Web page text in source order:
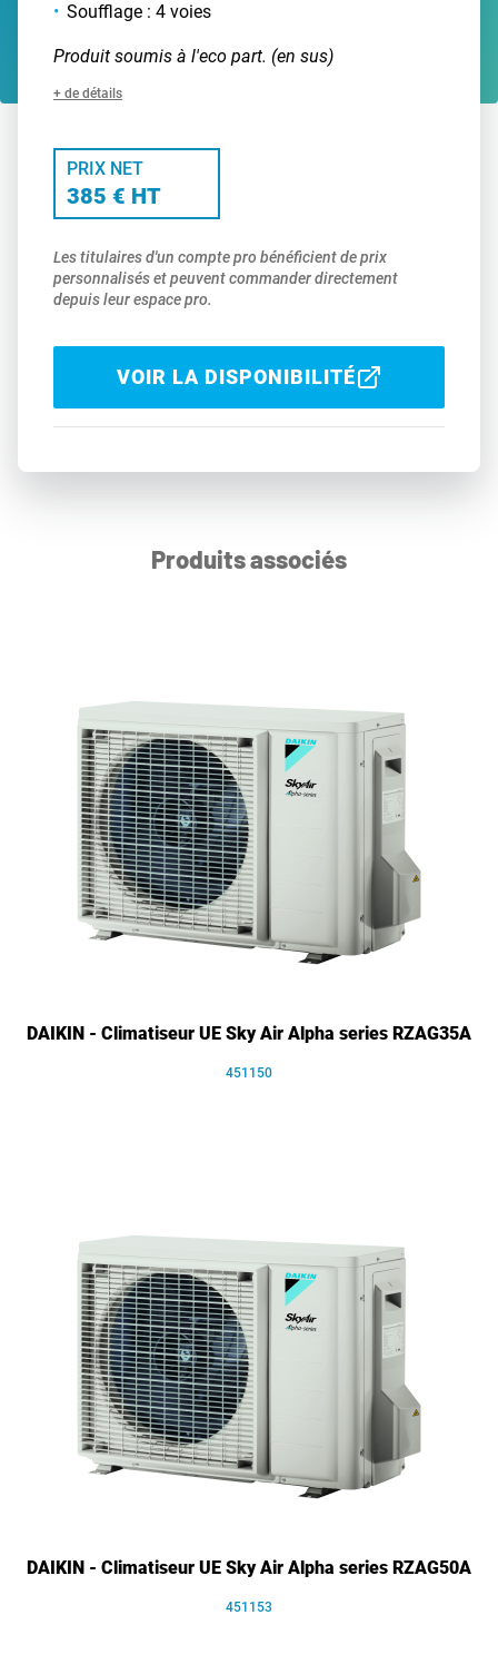
Soufflage : 4 voies
Produit soumis à l'eco part. (en sus)
+ de détails
PRIX NET
385 € HT
Les titulaires d'un compte pro bénéficient de prix
personnalisés et peuvent commander directement
depuis leur espace pro.
VOIR LA DISPONIBILITÉ
Produits associés
DAIKIN - Climatiseur UE Sky Air Alpha series RZAG35A
451150
DAIKIN - Climatiseur UE Sky Air Alpha series RZAG50A
451153